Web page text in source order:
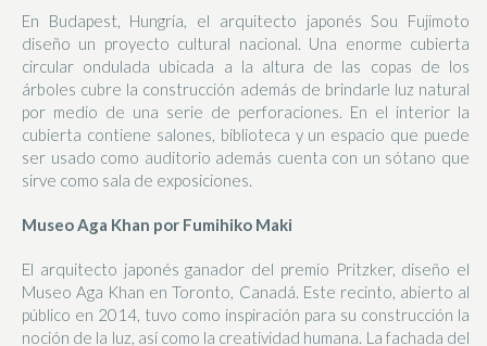
En Budapest, Hungría, el arquitecto japonés Sou Fujimoto
diseño un proyecto cultural nacional. Una enorme cubierta
circular ondulada ubicada a la altura de las copas de los
árboles cubre la construcción además de brindarle luz natural
por medio de una serie de perforaciones. En el interior la
cubierta contiene salones, biblioteca y un espacio que puede
ser usado como auditorio además cuenta con un sótano que
sirve como sala de exposiciones.
Museo Aga Khan por Fumihiko Maki
El arquitecto japonés ganador del premio Pritzker, diseño el
Museo Aga Khan en Toronto, Canadá. Este recinto, abierto al
público en 2014, tuvo como inspiración para su construcción la
noción de la luz, así como la creatividad humana. La fachada del